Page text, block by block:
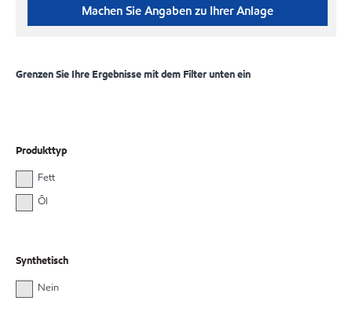
Machen Sie Angaben zu Ihrer Anlage
Grenzen Sie Ihre Ergebnisse mit dem Filter unten ein
Produkttyp
Fett
Öl
Synthetisch
Nein